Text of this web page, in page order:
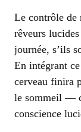
Le contrôle de
rêveurs
journée, s’ils
En intégrant
cerveau finira
le sommeil —
conscience